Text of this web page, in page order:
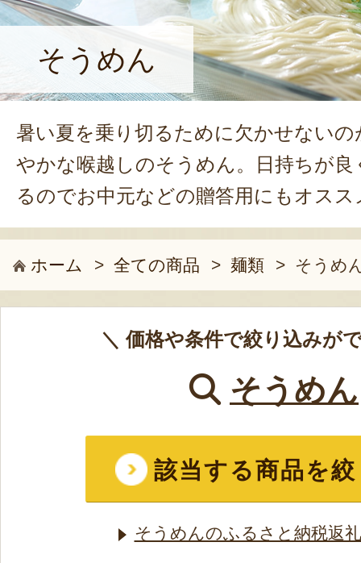
そうめん
暑い夏を乗り切るために欠かせない
やかな喉越しのそうめん。日持ちが
るのでお中元などの贈答用にもオスス
ホーム > 全ての商品 > 麺類 > そうめ
＼ 価格や条件で絞り込みが
そうめん
該当する商品を
そうめんのふるさと納税返